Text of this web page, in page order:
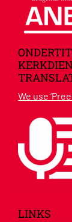
We use
LINKS